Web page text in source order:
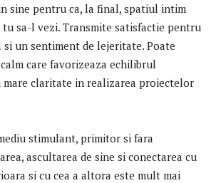
sine pentru ca, la final, spatiul intim
tu sa-l vezi. Transmite satisfactie pentru
un sentiment de lejeritate. Poate
care favorizeaza echilibrul
mare claritate in realizarea proiectelor
stimulant, primitor si fara
ascultarea de sine si conectarea cu
si cu cea a altora este mult mai